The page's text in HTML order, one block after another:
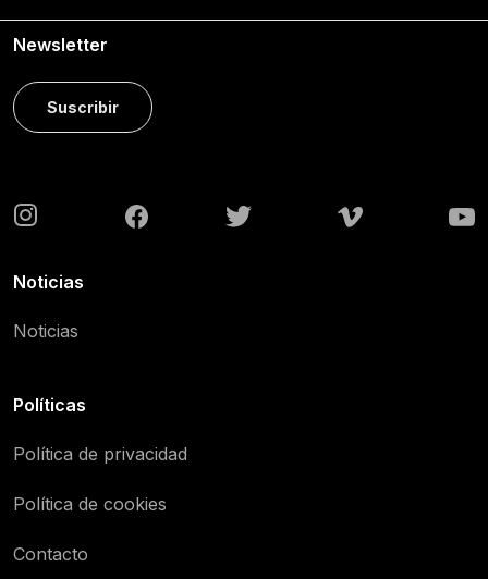
Newsletter
Suscribir
Noticias
Noticias
Políticas
Política de privacidad
Política de cookies
Contacto